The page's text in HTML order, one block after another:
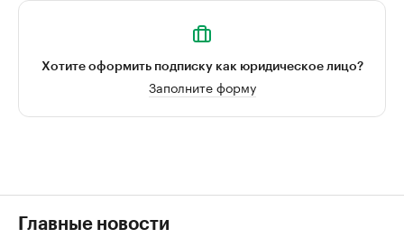
Хотите оформить подписку как юридическое лицо?
Заполните форму
Главные новости